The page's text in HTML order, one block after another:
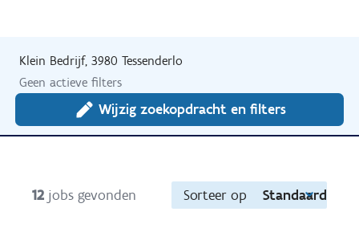
Klein Bedrijf, 3980 Tessenderlo
Geen actieve filters
Wijzig zoekopdracht en filters
12 jobs gevonden Sorteer op Standaard